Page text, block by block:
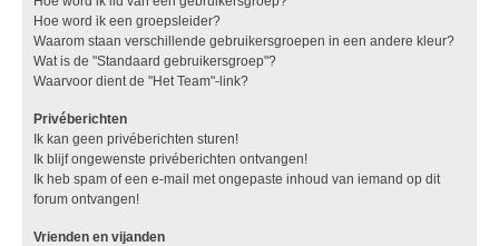
Hoe word ik een groepsleider?
Waarom staan verschillende gebruikersgroepen in een andere kleur?
Wat is de "Standaard gebruikersgroep"?
Waarvoor dient de "Het Team"-link?
Privéberichten
Ik kan geen privéberichten sturen!
Ik blijf ongewenste privéberichten ontvangen!
Ik heb spam of een e-mail met ongepaste inhoud van iemand op dit
forum ontvangen!
Vrienden en vijanden